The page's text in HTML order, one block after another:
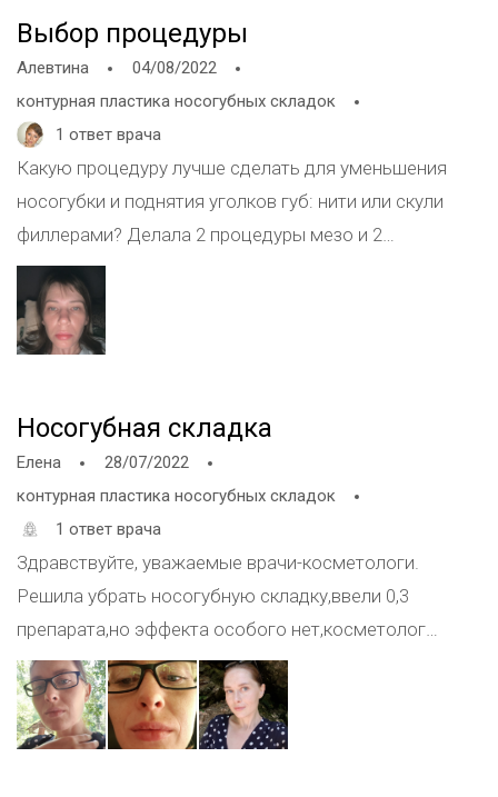
Выбор процедуры
Алевтина
04/08/2022
контурная пластика носогубных складок
1 ответ врача
Какую процедуру лучше сделать для уменьшения
носогубки и поднятия уголков губ: нити или скули
филлерами? Делала 2 процедуры мезо и 2
плазмотерапии ,стало лучше но все равно не то. И
какой лучше препарат (название). 29 л. Спасибо!
Носогубная складка
Елена
28/07/2022
контурная пластика носогубных складок
1 ответ врача
Здравствуйте, уважаемые врачи-косметологи.
Решила убрать носогубную складку,ввели 0,3
препарата,но эффекта особого нет,косметолог
предлагает добавить еще. Что бы вы
посоветовали,добавлять еще филлер или нужен
другой вид коррекции?